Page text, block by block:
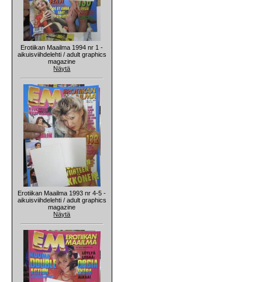
Erotiikan Maailma 1994 nr 1 -
aikuisviihdelehti / adult graphics
magazine
Näytä
Erotiikan Maailma 1993 nr 4-5 -
aikuisviihdelehti / adult graphics
magazine
Näytä